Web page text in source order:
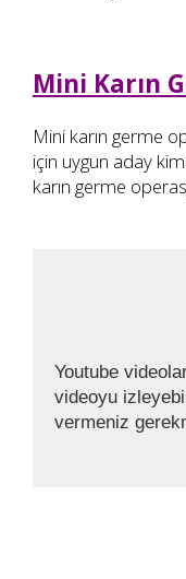
Mini Karın
Mini karın germe
için uygun aday
karın germe
Youtube
videoyu
vermeniz